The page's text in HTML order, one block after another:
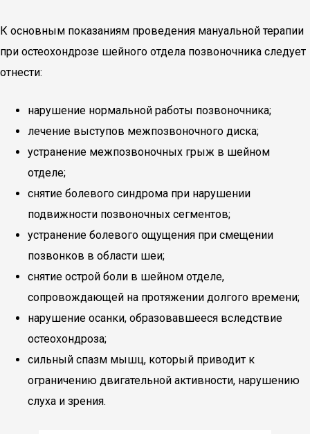
К основным показаниям проведения мануальной терапии
при остеохондрозе шейного отдела позвоночника следует
отнести:
нарушение нормальной работы позвоночника;
лечение выступов межпозвоночного диска;
устранение межпозвоночных грыж в шейном
отделе;
снятие болевого синдрома при нарушении
подвижности позвоночных сегментов;
устранение болевого ощущения при смещении
позвонков в области шеи;
снятие острой боли в шейном отделе,
сопровождающей на протяжении долгого времени;
нарушение осанки, образовавшееся вследствие
остеохондроза;
сильный спазм мышц, который приводит к
ограничению двигательной активности, нарушению
слуха и зрения.